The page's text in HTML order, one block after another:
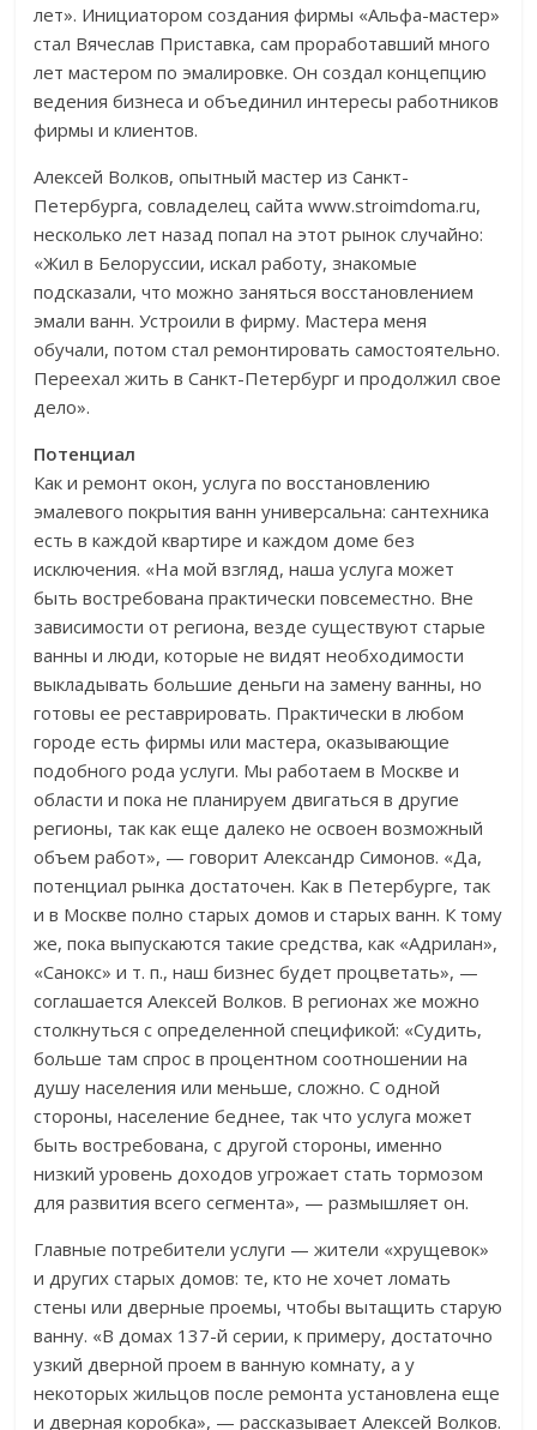
лет». Инициатором создания фирмы «Альфа-мастер»
стал Вячеслав Приставка, сам проработавший много
лет мастером по эмалировке. Он создал концепцию
ведения бизнеса и объединил интересы работников
фирмы и клиентов.
Алексей Волков, опытный мастер из Санкт-
Петербурга, совладелец сайта www.stroimdoma.ru,
несколько лет назад попал на этот рынок случайно:
«Жил в Белоруссии, искал работу, знакомые
подсказали, что можно заняться восстановлением
эмали ванн. Устроили в фирму. Мастера меня
обучали, потом стал ремонтировать самостоятельно.
Переехал жить в Санкт-Петербург и продолжил свое
дело».
Потенциал
Как и ремонт окон, услуга по восстановлению
эмалевого покрытия ванн универсальна: сантехника
есть в каждой квартире и каждом доме без
исключения. «На мой взгляд, наша услуга может
быть востребована практически повсеместно. Вне
зависимости от региона, везде существуют старые
ванны и люди, которые не видят необходимости
выкладывать большие деньги на замену ванны, но
готовы ее реставрировать. Практически в любом
городе есть фирмы или мастера, оказывающие
подобного рода услуги. Мы работаем в Москве и
области и пока не планируем двигаться в другие
регионы, так как еще далеко не освоен возможный
объем работ», — говорит Александр Симонов. «Да,
потенциал рынка достаточен. Как в Петербурге, так
и в Москве полно старых домов и старых ванн. К тому
же, пока выпускаются такие средства, как «Адрилан»,
«Санокс» и т. п., наш бизнес будет процветать», —
соглашается Алексей Волков. В регионах же можно
столкнуться с определенной спецификой: «Судить,
больше там спрос в процентном соотношении на
душу населения или меньше, сложно. С одной
стороны, население беднее, так что услуга может
быть востребована, с другой стороны, именно
низкий уровень доходов угрожает стать тормозом
для развития всего сегмента», — размышляет он.
Главные потребители услуги — жители «хрущевок»
и других старых домов: те, кто не хочет ломать
стены или дверные проемы, чтобы вытащить старую
ванну. «В домах 137-й серии, к примеру, достаточно
узкий дверной проем в ванную комнату, а у
некоторых жильцов после ремонта установлена еще
и дверная коробка», — рассказывает Алексей Волков.